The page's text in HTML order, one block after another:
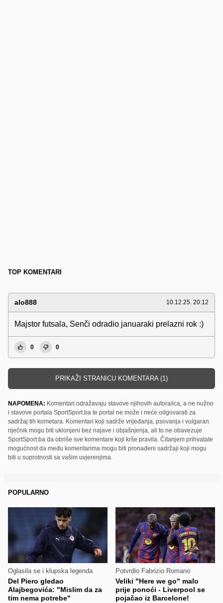
TOP KOMENTARI
alo888 10.12.25. 20:12
Majstor futsala, Senči odradio januaraki prelazni rok :)
0 0
PRIKAŽI STRANICU KOMENTARA (1)
NAPOMENA: Komentari odražavaju stavove njihovih autora/ica, a ne nužno
i stavove portala SportSport.ba te portal ne može i neće odgovarati za
sadržaj tih kometara. Komentari koji sadrže vrijeđanja, psovanja i vulgaran
riječnik mogu biti uklonjeni bez najave i objašnjenja, ali to ne obavezuje
SportSport.ba da obriše sve komentare koji krše pravila. Čitanjem prihvatate
mogućnost da među komentarima mogu biti pronađeni sadržaji koji mogu
biti u suprotnosti sa vašim uvjerenjima.
POPULARNO
Oglasila se i klupska legenda
Del Piero gledao
Alajbegovića: "Mislim da za
tim nema potrebe"
Potvrdio Fabrizio Romano
Veliki "Here we go" malo
prije ponoći - Liverpool se
pojačao iz Barcelone!